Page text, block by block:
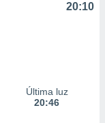
20:10
Última luz
20:46